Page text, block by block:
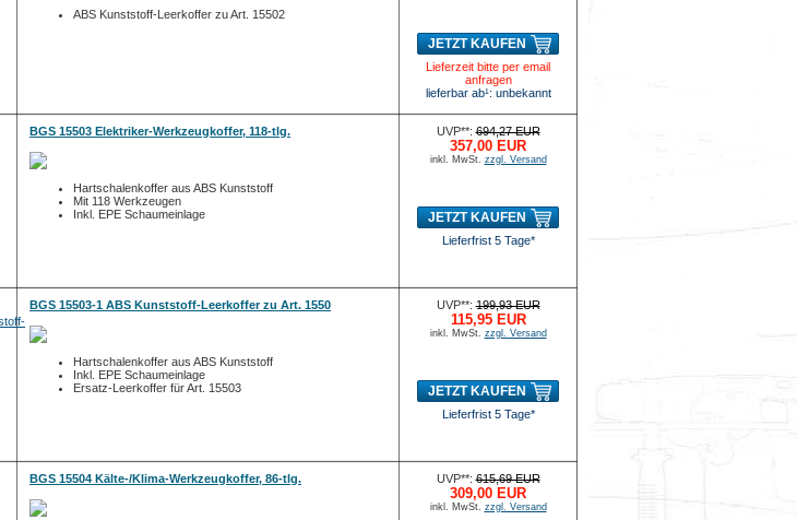
ABS Kunststoff-Leerkoffer zu Art. 15502
JETZT KAUFEN
Lieferzeit bitte per email
anfragen
lieferbar ab¹: unbekannt
BGS 15503 Elektriker-Werkzeugkoffer, 118-tlg.
Hartschalenkoffer aus ABS Kunststoff
Mit 118 Werkzeugen
Inkl. EPE Schaumeinlage
UVP**:694,27 EUR
357,00 EUR
inkl. MwSt. zzgl. Versand
JETZT KAUFEN
Lieferfrist 5 Tage*
BGS 15503-1 ABS Kunststoff-Leerkoffer zu Art. 1550
Hartschalenkoffer aus ABS Kunststoff
Inkl. EPE Schaumeinlage
Ersatz-Leerkoffer für Art. 15503
UVP**:199,93 EUR
115,95 EUR
inkl. MwSt. zzgl. Versand
JETZT KAUFEN
Lieferfrist 5 Tage*
BGS 15504 Kälte-/Klima-Werkzeugkoffer, 86-tlg. UVP**:615,69 EUR
309,00 EUR
inkl. MwSt. zzgl. Versand